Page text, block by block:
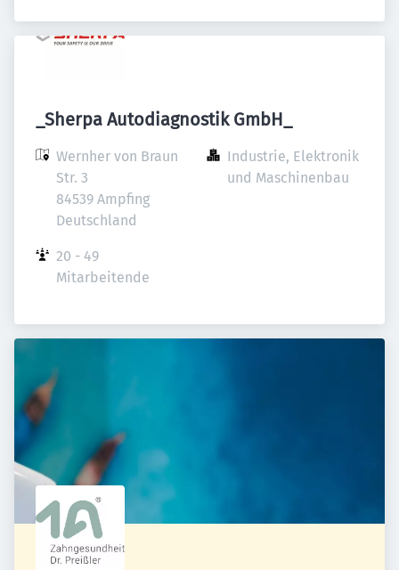
_Sherpa Autodiagnostik GmbH_
Wernher von Braun
Str. 3
84539 Ampfing
Deutschland
Industrie, Elektronik
und Maschinenbau
20 - 49
Mitarbeitende